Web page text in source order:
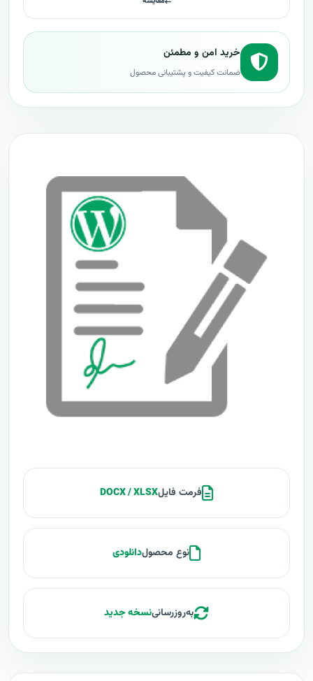
خرید امن و مطمئن
ضمانت کیفیت و پشتیبانی محصول
فرمت فایلDOCX / XLSX
نوع محصولدانلودی
به‌روزرسانینسخه جدید